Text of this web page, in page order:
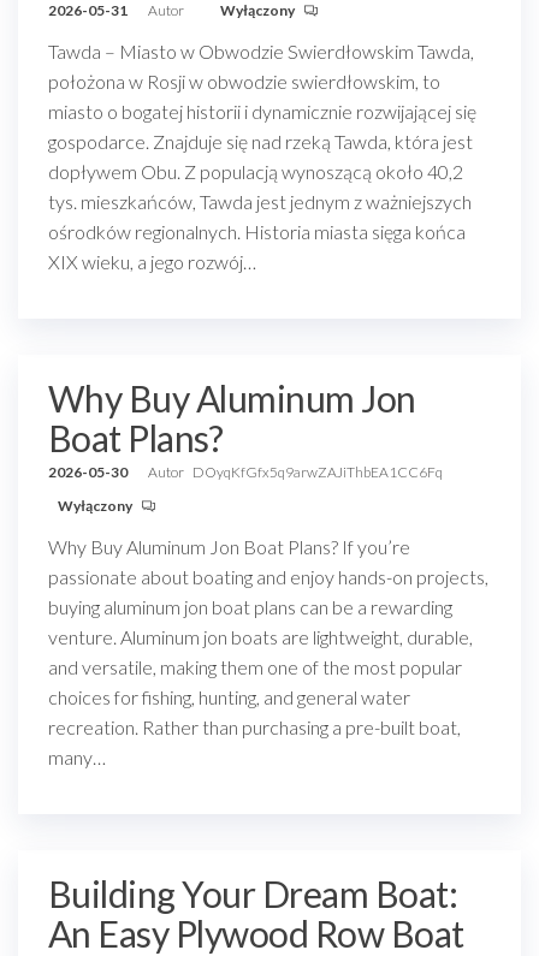
2026-05-31 Autor Wyłączony
Tawda – Miasto w Obwodzie Swierdłowskim Tawda,
położona w Rosji w obwodzie swierdłowskim, to
miasto o bogatej historii i dynamicznie rozwijającej się
gospodarce. Znajduje się nad rzeką Tawda, która jest
dopływem Obu. Z populacją wynoszącą około 40,2
tys. mieszkańców, Tawda jest jednym z ważniejszych
ośrodków regionalnych. Historia miasta sięga końca
XIX wieku, a jego rozwój…
Why Buy Aluminum Jon
Boat Plans?
2026-05-30 Autor DOyqKfGfx5q9arwZAJiThbEA1CC6Fq
Wyłączony
Why Buy Aluminum Jon Boat Plans? If you’re
passionate about boating and enjoy hands-on projects,
buying aluminum jon boat plans can be a rewarding
venture. Aluminum jon boats are lightweight, durable,
and versatile, making them one of the most popular
choices for fishing, hunting, and general water
recreation. Rather than purchasing a pre-built boat,
many…
Building Your Dream Boat:
An Easy Plywood Row Boat